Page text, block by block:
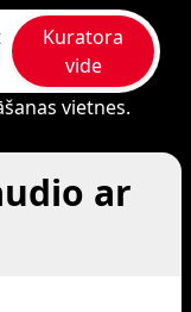
Kuratora
vide
vietnes.
ar